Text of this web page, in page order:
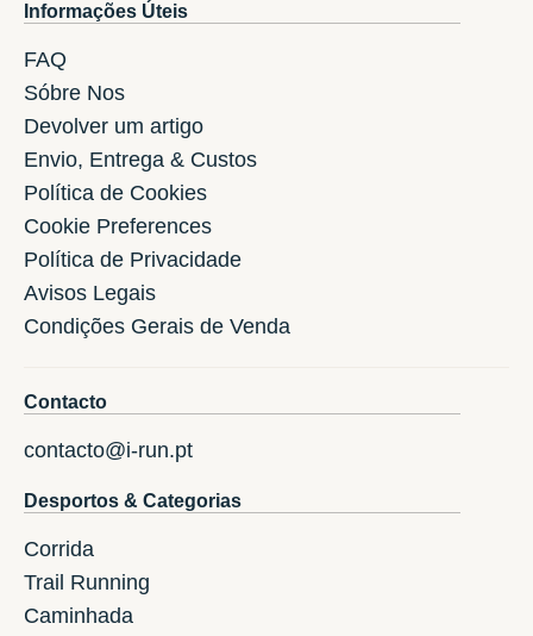
Informações Úteis
FAQ
Sóbre Nos
Devolver um artigo
Envio, Entrega & Custos
Política de Cookies
Cookie Preferences
Política de Privacidade
Avisos Legais
Condições Gerais de Venda
Contacto
contacto@i-run.pt
Desportos & Categorias
Corrida
Trail Running
Caminhada